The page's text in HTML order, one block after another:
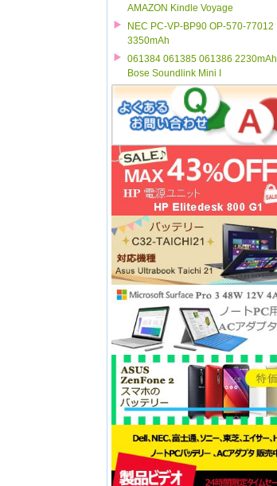
AMAZON Kindle Voyage
NEC PC-VP-BP90 OP-570-77012
3350mAh
061384 061385 061386 2230mAh
Bose Soundlink Mini I